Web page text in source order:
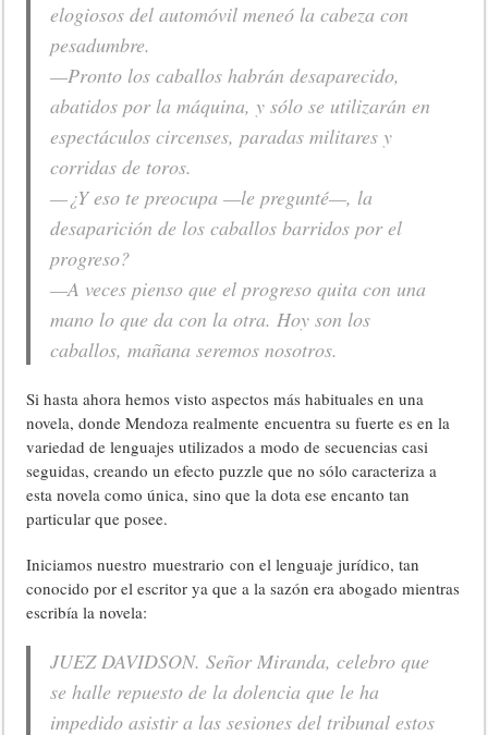
elogiosos del automóvil meneó la cabeza con
pesadumbre.
—Pronto los caballos habrán desaparecido,
abatidos por la máquina, y sólo se utilizarán en
espectáculos circenses, paradas militares y
corridas de toros.
—¿Y eso te preocupa —le pregunté—, la
desaparición de los caballos barridos por el
progreso?
—A veces pienso que el progreso quita con una
mano lo que da con la otra. Hoy son los
caballos, mañana seremos nosotros.
Si hasta ahora hemos visto aspectos más habituales en una
novela, donde Mendoza realmente encuentra su fuerte es en la
variedad de lenguajes utilizados a modo de secuencias casi
seguidas, creando un efecto puzzle que no sólo caracteriza a
esta novela como única, sino que la dota ese encanto tan
particular que posee.
Iniciamos nuestro muestrario con el lenguaje jurídico, tan
conocido por el escritor ya que a la sazón era abogado mientras
escribía la novela:
JUEZ DAVIDSON. Señor Miranda, celebro que
se halle repuesto de la dolencia que le ha
impedido asistir a las sesiones del tribunal estos